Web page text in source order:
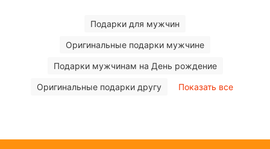
Подарки для мужчин
Оригинальные подарки мужчине
Подарки мужчинам на День рождение
Оригинальные подарки другу Показать все